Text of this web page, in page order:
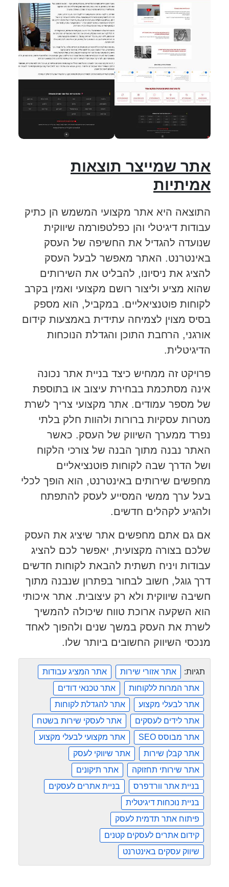
אתר שמייצר תוצאות
אמיתיות
התוצאה היא אתר מקצועי המשמש הן כתיק
עבודות דיגיטלי והן כפלטפורמה שיווקית
שנועדה להגדיל את החשיפה של העסק
באינטרנט. האתר מאפשר לבעל העסק
להציג את ניסיונו, להבליט את השירותים
שהוא מציע וליצור רושם מקצועי ואמין בקרב
לקוחות פוטנציאליים. במקביל, הוא מספק
בסיס מצוין לצמיחה עתידית באמצעות קידום
אורגני, הרחבת התוכן והגדלת הנוכחות
הדיגיטלית.
פרויקט זה ממחיש כיצד בניית אתר נכונה
אינה מסתכמת בבחירת עיצוב או בתוספת
של מספר עמודים. אתר מקצועי צריך לשרת
מטרות עסקיות ברורות ולהוות חלק בלתי
נפרד ממערך השיווק של העסק. כאשר
האתר נבנה מתוך הבנה של צורכי הלקוח
ושל הדרך שבה לקוחות פוטנציאליים
מחפשים שירותים באינטרנט, הוא הופך לכלי
בעל ערך ממשי המסייע לעסק להתפתח
ולהגיע לקהלים חדשים.
אם גם אתם מחפשים אתר שיציג את העסק
שלכם בצורה מקצועית, יאפשר לכם להציג
עבודות ויניח תשתית להבאת לקוחות חדשים
דרך גוגל, חשוב לבחור בפתרון שנבנה מתוך
חשיבה שיווקית ולא רק עיצובית. אתר איכותי
הוא השקעה ארוכת טווח שיכולה להמשיך
לשרת את העסק במשך שנים ולהפוך לאחד
מנכסי השיווק החשובים ביותר שלו.
תגיות: אתר אזורי שירות
אתר המציג עבודות
אתר המרות ללקוחות
אתר טכנאי דודים
אתר לבעלי מקצוע
אתר להגדלת לקוחות
אתר לידים לעסקים
אתר לעסקי שירות בשטח
אתר מבוסס SEO
אתר מקצועי לבעלי מקצוע
אתר קבלן שירות
אתר שיווקי לעסק
אתר שירותי תחזוקה
אתר תיקונים
בניית אתר וורדפרס
בניית אתרים לעסקים
בניית נוכחות דיגיטלית
פיתוח אתר תדמית לעסק
קידום אתרים לעסקים קטנים
שיווק עסקים באינטרנט